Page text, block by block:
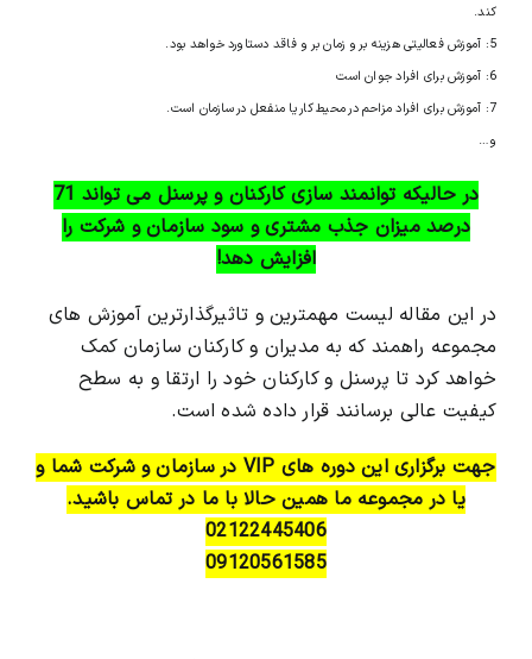
کند.
5: آموزش فعالیتی هزینه بر و زمان بر و فاقد دستاورد خواهد بود.
6: آموزش برای افراد جوان است
7: آموزش برای افراد مزاحم در محیط کار یا منفعل در سازمان است.
و…
در حالیکه توانمند سازی کارکنان و پرسنل می تواند 71
درصد میزان جذب مشتری و سود سازمان و شرکت را
افزایش دهد!
در این مقاله لیست مهمترین و تاثیرگذارترین آموزش های
مجموعه راهمند که به مدیران و کارکنان سازمان کمک
خواهد کرد تا پرسنل و کارکنان خود را ارتقا و به سطح
کیفیت عالی برسانند قرار داده شده است.
جهت برگزاری این دوره های VIP در سازمان و شرکت شما و
یا در مجموعه ما همین حالا با ما در تماس باشید.
02122445406
09120561585